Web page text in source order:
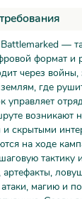
—
формат и
через
где
управляет
возникают
скрытыми
на ходе
магию и